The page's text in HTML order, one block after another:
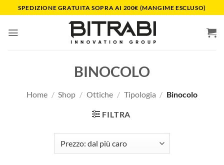
ai
contenuti
SPEDIZIONE GRATUITA SOPRA AI 200€ (MANGIME ESCLUSO)
BINOCOLO
Home / Shop / Ottiche / Tipologia / Binocolo
FILTRA